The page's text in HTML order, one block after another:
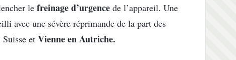
le freinage d’urgence de l’appareil. Une
avec une sévère réprimande de la part des
et Vienne en Autriche.